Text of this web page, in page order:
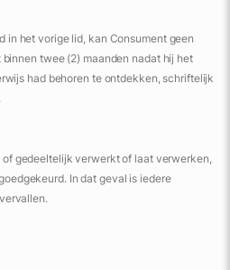
in het vorige lid, kan Consument geen
twee (2) maanden nadat hij het
had behoren te ontdekken, schriftelijk
gedeeltelijk verwerkt of laat verwerken,
In dat geval is iedere